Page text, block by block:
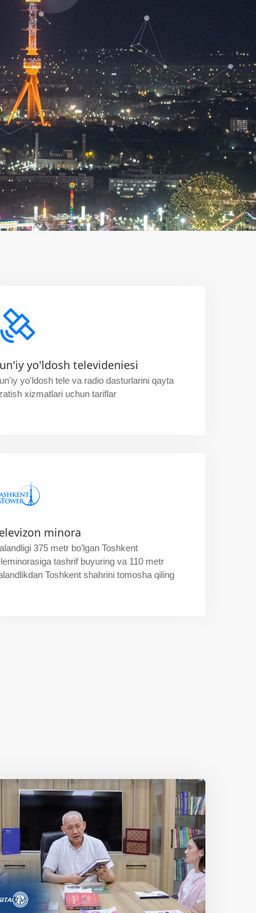
yo'ldosh televideniesi
yo'ldosh tele va radio dasturlarini qayta
xizmatlari uchun tariflar
minora
375 metr bo’lgan Toshkent
tashrif buyuring va 110 metr
Toshkent shahrini tomosha qiling